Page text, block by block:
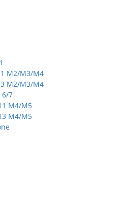
M2/M3/M4
M2/M3/M4
6/7
M4/M5
M4/M5